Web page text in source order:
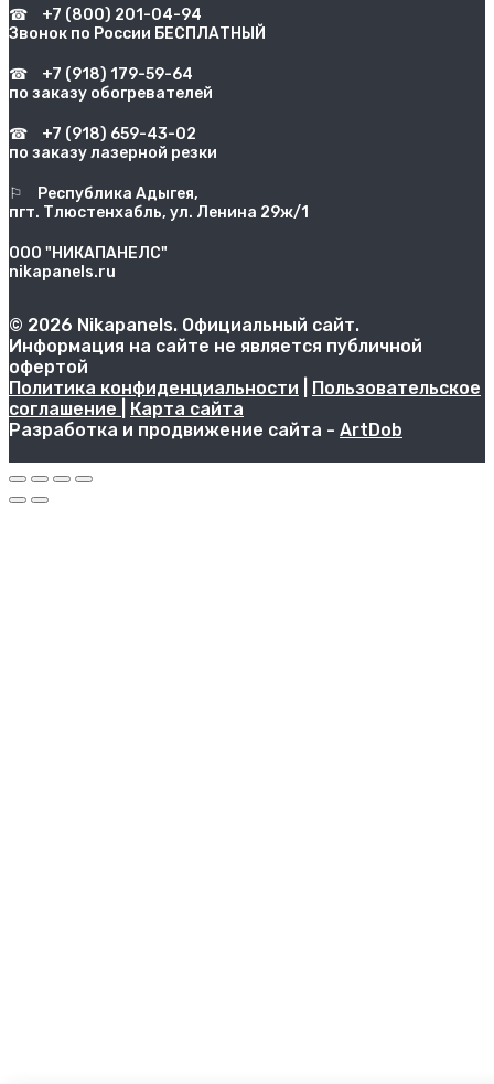
☎
+7 (800) 201-04-94
Звонок по России БЕСПЛАТНЫЙ
☎
+7 (918) 179-59-64
по заказу обогревателей
☎
+7 (918) 659-43-02
по заказу лазерной резки
⚐
Республика Адыгея,
пгт. Тлюстенхабль, ул. Ленина 29ж/1
ООО "НИКАПАНЕЛС"
nikapanels.ru
© 2026 Nikapanels. Официальный сайт.
Информация на сайте не является публичной
офертой
Политика конфиденциальности
Пользовательское
соглашение
Карта сайта
Разработка и продвижение сайта - ArtDob